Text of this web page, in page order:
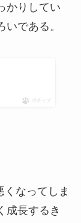
かりしてい
である。
ポチップ
なってしま
成長するき